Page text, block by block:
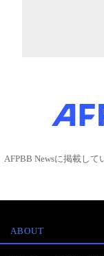
AFPBB Newsに掲載し
ABOUT